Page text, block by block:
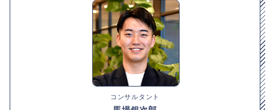
コンサルタント